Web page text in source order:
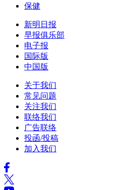
保健
新明日报
早报俱乐部
电子报
国际版
中国版
关于我们
常见问题
关注我们
联络我们
广告联络
投函/投稿
加入我们